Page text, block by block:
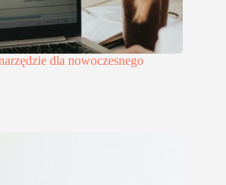
dla nowoczesnego